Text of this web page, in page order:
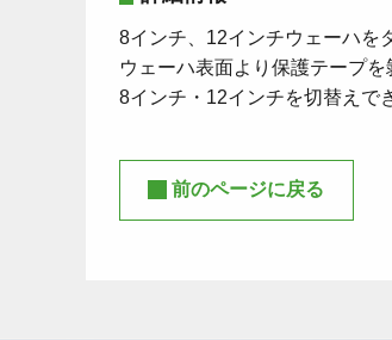
8インチ、12インチウェーハを
ウェーハ表面より保護テープを
8インチ・12インチを切替えで
前のページに戻る